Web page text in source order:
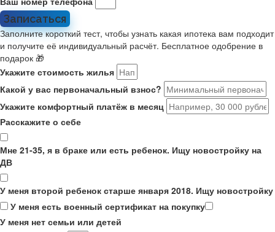
Записаться
Заполните короткий тест, чтобы узнать какая ипотека вам подходит
и получите её индивидуальный расчёт. Бесплатное одобрение в
подарок 🎁
Укажите стоимость жилья
Какой у вас первоначальный взнос?
Укажите комфортный платёж в месяц
Расскажите о себе
Мне 21-35, я в браке или есть ребенок. Ищу новостройку на
ДВ
У меня второй ребенок старше января 2018. Ищу новостройку
У меня есть военный сертификат на покупку
У меня нет семьи или детей